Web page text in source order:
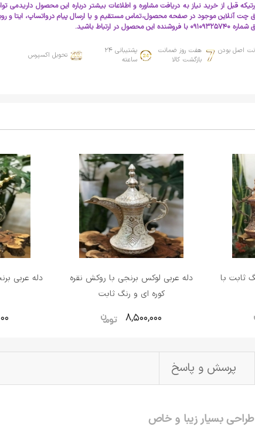
قبل از خرید نیاز به دریافت مشاوره و اطلاعات بیشتر درباره این محصول دارید می
چت آنلاین موجود در صفحه محصول، تماس مستقیم و یا ارسال پیام در واتساپ، ایتا و
فروشنده این محصول در ارتباط باشید.
اصل بودن
هفت روز ضمانت
بازگشت کالا
پشتیبانی 24
ساعته
تحویل اکسپرس
ثابت با
دله عربی لوکس برنجی با روکش نقره
کوره ای و رنگ ثابت
8,500,000
دله عربی
پرسش و پاسخ
بسیار زیبا و خاص